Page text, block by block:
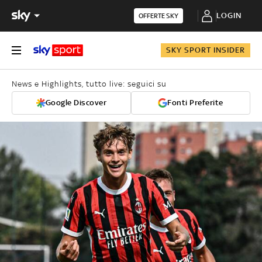
OFFERTE SKY LOGIN
SKY SPORT INSIDER
News e Highlights, tutto live: seguici su
Google Discover Fonti Preferite